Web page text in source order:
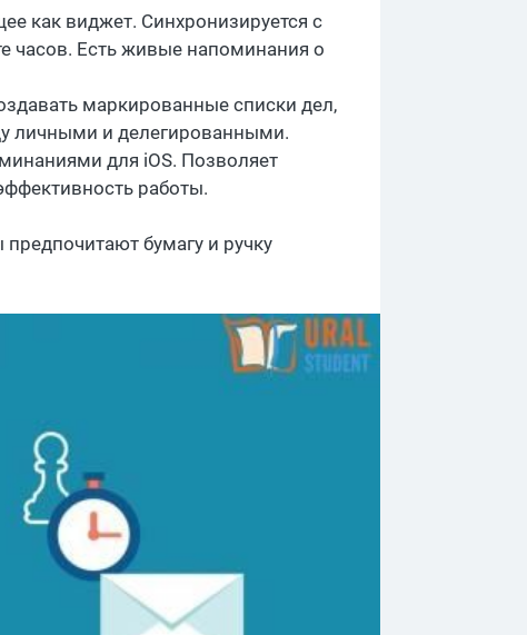
как виджет. Синхронизируется с
часов. Есть живые напоминания о
маркированные списки дел,
личными и делегированными.
для iOS. Позволяет
работы.
бумагу и ручку